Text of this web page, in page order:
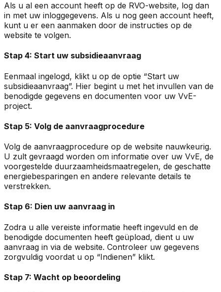
Als u al een account heeft op de RVO-website, log dan
in met uw inloggegevens. Als u nog geen account heeft,
kunt u er een aanmaken door de instructies op de
website te volgen.
Stap 4: Start uw subsidieaanvraag
Eenmaal ingelogd, klikt u op de optie “Start uw
subsidieaanvraag”. Hier begint u met het invullen van de
benodigde gegevens en documenten voor uw VvE-
project.
Stap 5: Volg de aanvraagprocedure
Volg de aanvraagprocedure op de website nauwkeurig.
U zult gevraagd worden om informatie over uw VvE, de
voorgestelde duurzaamheidsmaatregelen, de geschatte
energiebesparingen en andere relevante details te
verstrekken.
Stap 6: Dien uw aanvraag in
Zodra u alle vereiste informatie heeft ingevuld en de
benodigde documenten heeft geüpload, dient u uw
aanvraag in via de website. Controleer uw gegevens
zorgvuldig voordat u op “Indienen” klikt.
Stap 7: Wacht op beoordeling